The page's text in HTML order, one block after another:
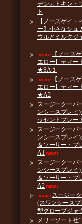
デンカトキン・
ト
【ノーズゲイ・
ー】小さなシュ
ウルとミルクジ
【ノーズ
エロー】ティー
★SA１
【ノーズ
エロー】ティー
★A2
スージークーパ
ンシースプレイ
ッセントプレー
スージークーパ
ンシースプレイ)
＆ソーサー・プ
A1
スージークーパ
ンシースプレイ)
＆ソーサー・プ
A2
スージー
(スワンシースプ
型グローブジャ
メリーソート社